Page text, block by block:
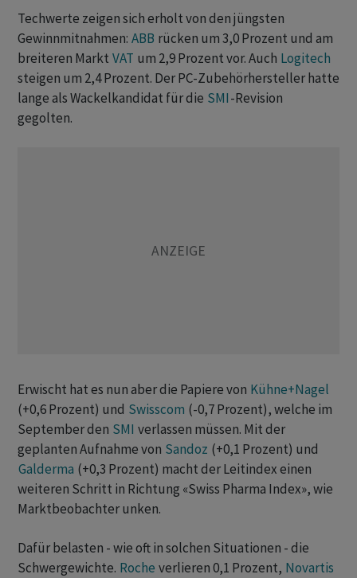
Techwerte zeigen sich erholt von den jüngsten
Gewinnmitnahmen: ABB rücken um 3,0 Prozent und am
breiteren Markt VAT um 2,9 Prozent vor. Auch Logitech
steigen um 2,4 Prozent. Der PC-Zubehörhersteller hatte
lange als Wackelkandidat für die SMI-Revision
gegolten.
Erwischt hat es nun aber die Papiere von Kühne+Nagel
(+0,6 Prozent) und Swisscom (-0,7 Prozent), welche im
September den SMI verlassen müssen. Mit der
geplanten Aufnahme von Sandoz (+0,1 Prozent) und
Galderma (+0,3 Prozent) macht der Leitindex einen
weiteren Schritt in Richtung «Swiss Pharma Index», wie
Marktbeobachter unken.
Dafür belasten - wie oft in solchen Situationen - die
Schwergewichte. Roche verlieren 0,1 Prozent, Novartis